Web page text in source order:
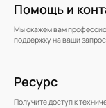
Помощь и
Мы окажем вам
поддержку на ваши
Ресурс
Получите доступ к